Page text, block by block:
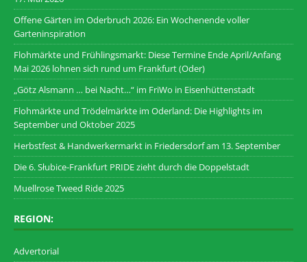
Offene Gärten im Oderbruch 2026: Ein Wochenende voller
Garteninspiration
Flohmärkte und Frühlingsmarkt: Diese Termine Ende April/Anfang
Mai 2026 lohnen sich rund um Frankfurt (Oder)
„Götz Alsmann … bei Nacht…“ im FriWo in Eisenhüttenstadt
Flohmärkte und Trödelmärkte im Oderland: Die Highlights im
September und Oktober 2025
Herbstfest & Handwerkermarkt in Friedersdorf am 13. September
Die 6. Słubice-Frankfurt PRIDE zieht durch die Doppelstadt
Muellrose Tweed Ride 2025
REGION:
Advertorial